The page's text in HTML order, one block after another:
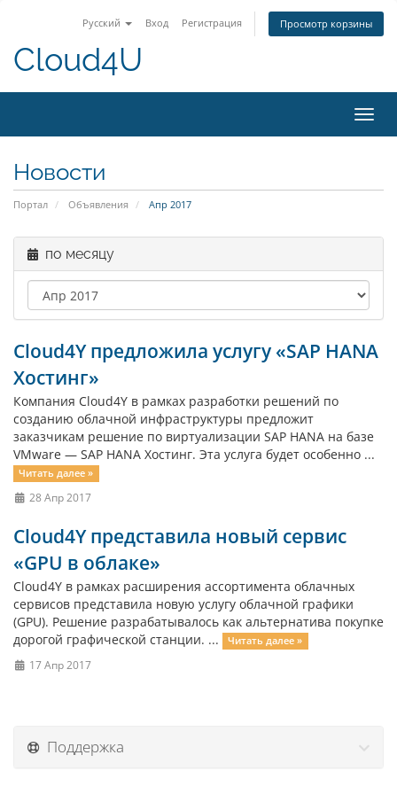
Русский Вход Регистрация Просмотр корзины
Cloud4U
Новости
Портал Объявления Апр 2017
по месяцу
Cloud4Y предложила услугу «SAP HANA
Хостинг»
Компания Cloud4Y в рамках разработки решений по
созданию облачной инфраструктуры предложит
заказчикам решение по виртуализации SAP HANA на базе
VMware — SAP HANA Хостинг. Эта услуга будет особенно ...
Читать далее »
28 Апр 2017
Cloud4Y представила новый сервис
«GPU в облаке»
Cloud4Y в рамках расширения ассортимента облачных
сервисов представила новую услугу облачной графики
(GPU). Решение разрабатывалось как альтернатива покупке
дорогой графической станции. ...
Читать далее »
17 Апр 2017
Поддержка